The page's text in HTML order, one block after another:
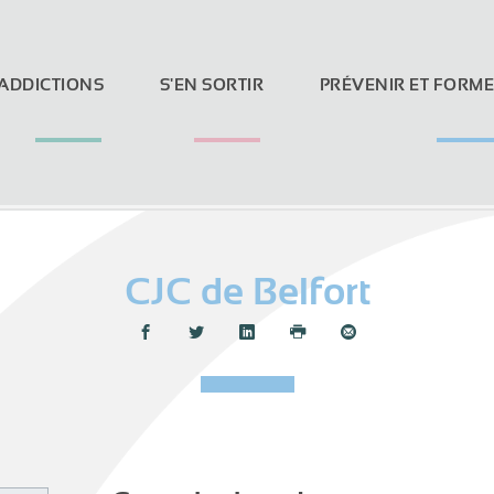
S'EN SORTIR PRÉVENIR ET
CJC de Belfort
Partager :